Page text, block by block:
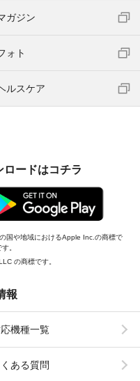
ガジン
ォト
ルスケア
ードはコチラ
国や地域におけるApple Inc.の商標で
。
の商標です。
報
機種一覧
ある質問